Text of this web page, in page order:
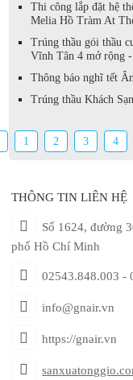
Thi công lắp đặt hệ
Melia Hồ Tràm At
Trúng thầu gói thầu
Vĩnh Tân 4 mở rộng
Thông báo nghĩ tết
Trúng thầu Khách
1 2 3 4
THÔNG TIN LIÊN HỆ
Số 1624, đường
phố Hồ Chí Minh
02543.848.003 -
info@gnair.vn
https://gnair.vn